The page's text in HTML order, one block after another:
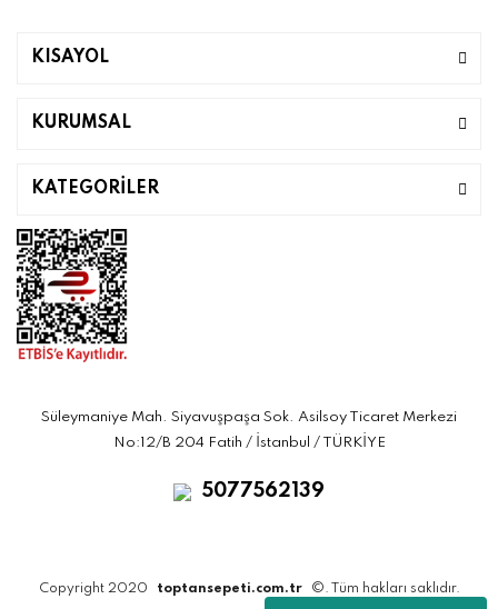
KISAYOL
KURUMSAL
KATEGORİLER
Süleymaniye Mah. Siyavuşpaşa Sok. Asilsoy Ticaret Merkezi
No:12/B 204 Fatih / İstanbul / TÜRKİYE
5077562139
Copyright 2020 toptansepeti.com.tr ©. Tüm hakları saklıdır.